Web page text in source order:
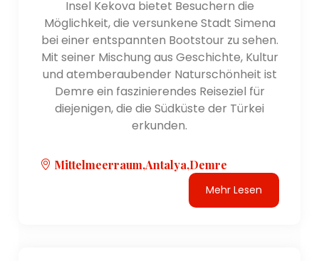
Insel Kekova bietet Besuchern die
Möglichkeit, die versunkene Stadt Simena
bei einer entspannten Bootstour zu sehen.
Mit seiner Mischung aus Geschichte, Kultur
und atemberaubender Naturschönheit ist
Demre ein faszinierendes Reiseziel für
diejenigen, die die Südküste der Türkei
erkunden.
Mittelmeerraum,Antalya,Demre
Mehr Lesen